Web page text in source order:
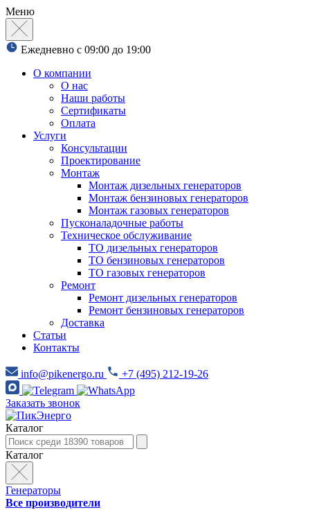
Меню
Ежедневно с 09:00 до 19:00
О компании
О нас
Наши работы
Сертификаты
Оплата
Услуги
Консультации
Проектирование
Монтаж
Монтаж дизельных генераторов
Монтаж бензиновых генераторов
Монтаж газовых генераторов
Пусконаладочные работы
Техническое обслуживание
ТО дизельных генераторов
ТО бензиновых генераторов
ТО газовых генераторов
Ремонт
Ремонт дизельных генераторов
Ремонт бензиновых генераторов
Доставка
Статьи
Контакты
info@pikenergo.ru +7 (495) 212-19-26
Заказать звонок
Каталог
Каталог
Генераторы
Все производители